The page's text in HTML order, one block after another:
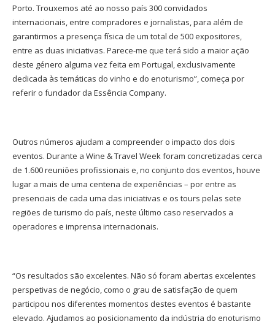
Porto. Trouxemos até ao nosso país 300 convidados
internacionais, entre compradores e jornalistas, para além de
garantirmos a presença física de um total de 500 expositores,
entre as duas iniciativas. Parece-me que terá sido a maior ação
deste género alguma vez feita em Portugal, exclusivamente
dedicada às temáticas do vinho e do enoturismo”, começa por
referir o fundador da Essência Company.
Outros números ajudam a compreender o impacto dos dois
eventos. Durante a Wine & Travel Week foram concretizadas cerca
de 1.600 reuniões profissionais e, no conjunto dos eventos, houve
lugar a mais de uma centena de experiências – por entre as
presenciais de cada uma das iniciativas e os tours pelas sete
regiões de turismo do país, neste último caso reservados a
operadores e imprensa internacionais.
“Os resultados são excelentes. Não só foram abertas excelentes
perspetivas de negócio, como o grau de satisfação de quem
participou nos diferentes momentos destes eventos é bastante
elevado. Ajudamos ao posicionamento da indústria do enoturismo